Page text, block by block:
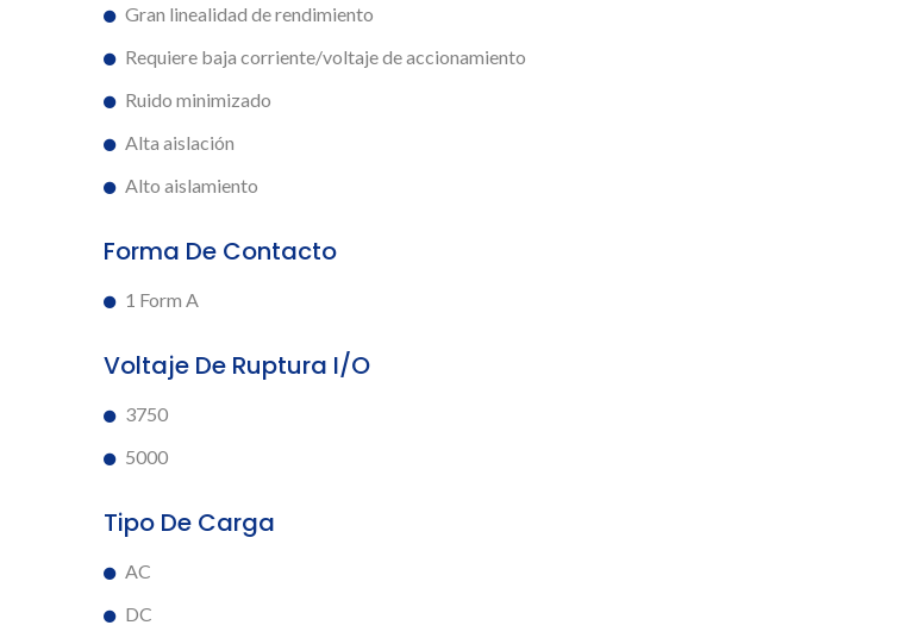
Gran linealidad de rendimiento
Requiere baja corriente/voltaje de accionamiento
Ruido minimizado
Alta aislación
Alto aislamiento
Forma De Contacto
1 Form A
Voltaje De Ruptura I/O
3750
5000
Tipo De Carga
AC
DC